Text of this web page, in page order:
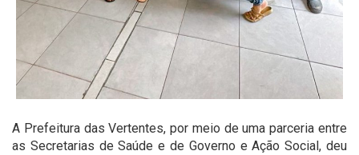
A Prefeitura das Vertentes, por meio de uma parceria entre
as Secretarias de Saúde e de Governo e Ação Social, deu